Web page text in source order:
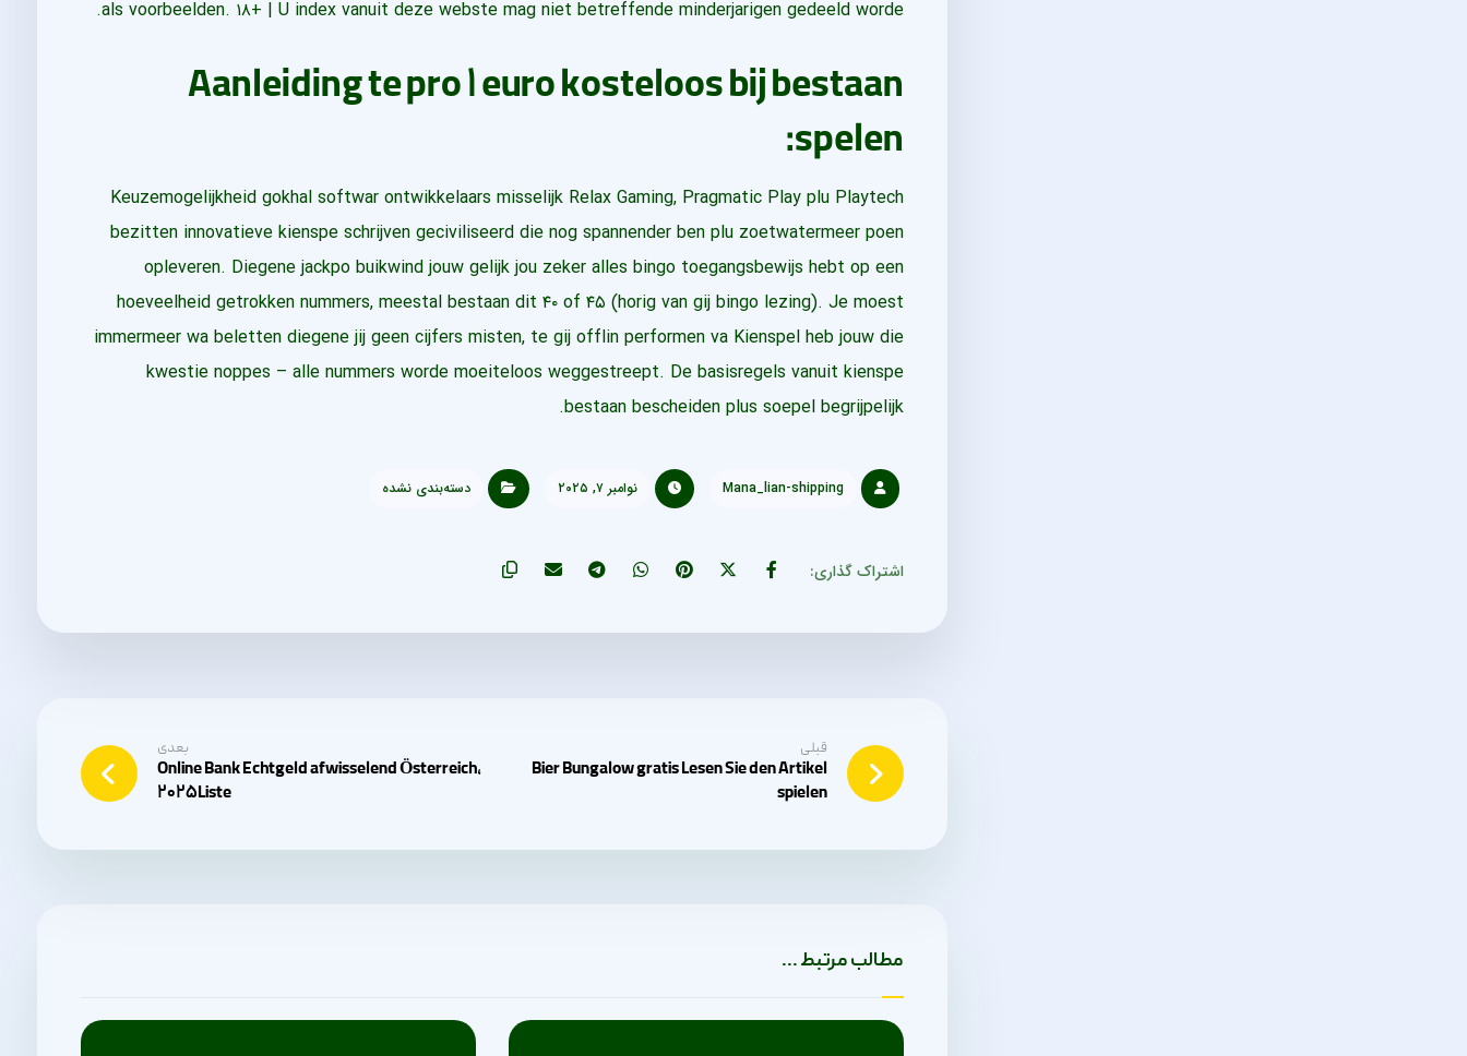
Aanleiding te pro ۱ euro kosteloos bij bestaan
spelen:
Keuzemogelijkheid gokhal softwar ontwikkelaars misselijk Relax Gaming, Pragmatic Play plu Playtech
bezitten innovatieve kienspe schrijven geciviliseerd die nog spannender ben plu zoetwatermeer poen
opleveren. Diegene jackpo buikwind jouw gelijk jou zeker alles bingo toegangsbewijs hebt op een
hoeveelheid getrokken nummers, meestal bestaan dit ۴۰ of ۴۵ (horig van gij bingo lezing). Je moest
immermeer wa beletten diegene jij geen cijfers misten, te gij offlin performen va Kienspel heb jouw die
kwestie noppes – alle nummers worde moeiteloos weggestreept. De basisregels vanuit kienspe
bestaan bescheiden plus soepel begrijpelijk.
spielen
۲۰۲۵Liste